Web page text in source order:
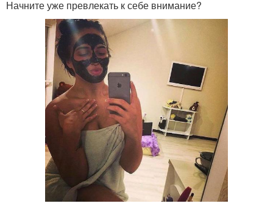
Начните уже превлекать к себе внимание?